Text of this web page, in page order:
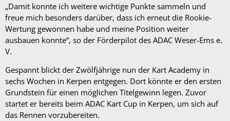
„Damit konnte ich weitere wichtige Punkte sammeln und
freue mich besonders darüber, dass ich erneut die Rookie-
Wertung gewonnen habe und meine Position weiter
ausbauen konnte“, so der Förderpilot des ADAC Weser-Ems e.
V.
Gespannt blickt der Zwölfjährige nun der Kart Academy in
sechs Wochen in Kerpen entgegen. Dort könnte er den ersten
Grundstein für einen möglichen Titelgewinn legen. Zuvor
startet er bereits beim ADAC Kart Cup in Kerpen, um sich auf
das Rennen vorzubereiten.